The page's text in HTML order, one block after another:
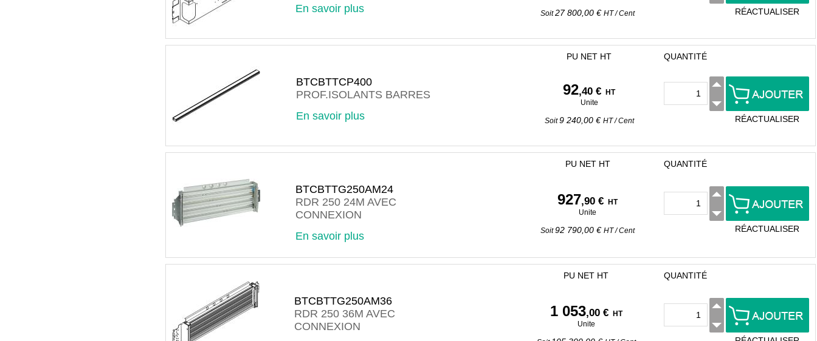
En savoir plus
Soit27 800,00 € HT/Cent RÉACTUALISER
BTCBTTCP400
PROF.ISOLANTS BARRES
En savoir plus
PU NET HT
92,40 €
HT
Unite
Soit9 240,00 € HT/Cent
QUANTITÉ
RÉACTUALISER
BTCBTTG250AM24
RDR 250 24M AVEC
CONNEXION
En savoir plus
PU NET HT
927,90 €
HT
Unite
Soit92 790,00 € HT/Cent
QUANTITÉ
RÉACTUALISER
BTCBTTG250AM36
RDR 250 36M AVEC
CONNEXION
PU NET HT
1 053,00 €
HT
Unite
QUANTITÉ